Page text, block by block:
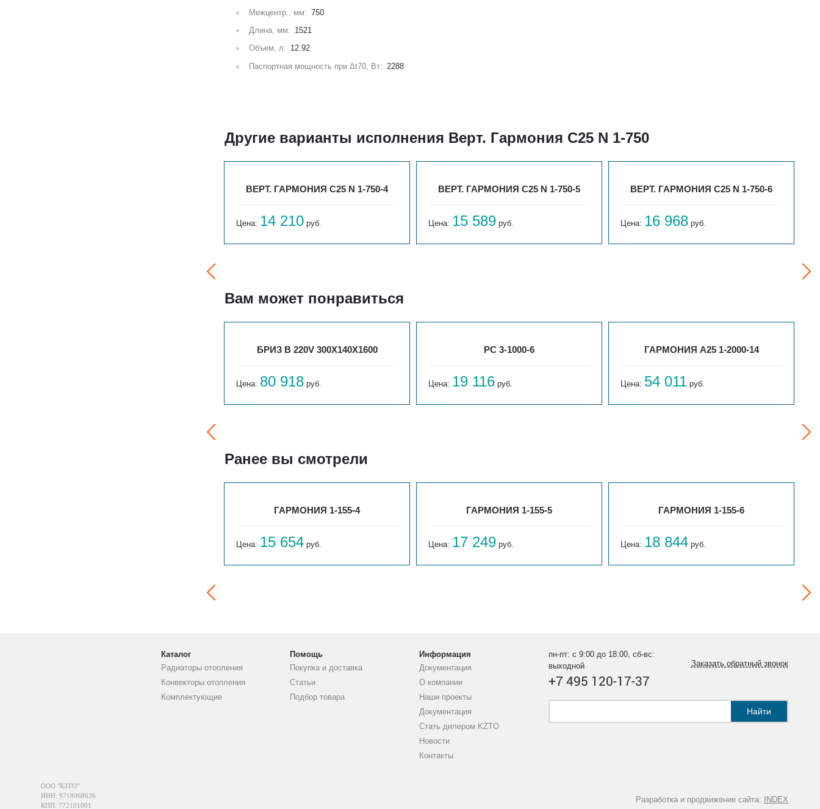
Межцентр., мм: 750
Длина, мм: 1521
Объем, л: 12.92
Паспортная мощность при Δt70, Вт: 2288
Другие варианты исполнения Верт. Гармония С25 N 1-750
ВЕРТ. ГАРМОНИЯ С25 N 1-750-4
Цена: 14 210 руб.
ВЕРТ. ГАРМОНИЯ С25 N 1-750-5
Цена: 15 589 руб.
ВЕРТ. ГАРМОНИЯ С25 N 1-750-6
Цена: 16 968 руб.
Вам может понравиться
БРИЗ В 220V 300X140X1600
Цена: 80 918 руб.
РС 3-1000-6
Цена: 19 116 руб.
ГАРМОНИЯ А25 1-2000-14
Цена: 54 011 руб.
Ранее вы смотрели
ГАРМОНИЯ 1-155-4
Цена: 15 654 руб.
ГАРМОНИЯ 1-155-5
Цена: 17 249 руб.
ГАРМОНИЯ 1-155-6
Цена: 18 844 руб.
Каталог
Радиаторы отопления
Конвекторы отопления
Комплектующие
Помощь
Покупка и доставка
Статьи
Подбор товара
Информация
Документация
О компании
Наши проекты
Документация
Стать дилером KZTO
Новости
Контакты
пн-пт: с 9:00 до 18:00, сб-вс:
выходной
+7 495 120-17-37
Заказать обратный звонок
Найти
Разработка и продвижение сайта: INDEX
ООО "КЗТО"
ИНН: 9718068636
КПП: 772101001